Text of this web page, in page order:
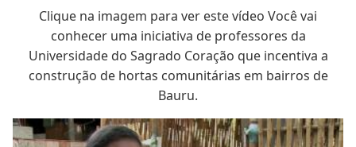
Clique na imagem para ver este vídeo Você vai
conhecer uma iniciativa de professores da
Universidade do Sagrado Coração que incentiva a
construção de hortas comunitárias em bairros de
Bauru.